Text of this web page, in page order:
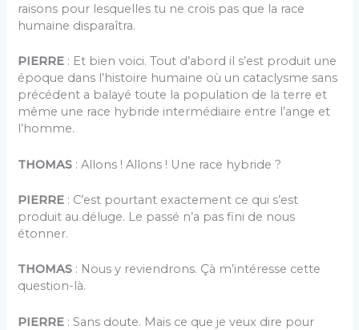
raisons pour lesquelles tu ne crois pas que la race
humaine disparaîtra.
PIERRE : Et bien voici. Tout d’abord il s’est produit une
époque dans l’histoire humaine où un cataclysme sans
précédent a balayé toute la population de la terre et
même une race hybride intermédiaire entre l’ange et
l’homme.
THOMAS : Allons ! Allons ! Une race hybride ?
PIERRE : C’est pourtant exactement ce qui s’est
produit au déluge. Le passé n’a pas fini de nous
étonner.
THOMAS : Nous y reviendrons. Çà m’intéresse cette
question-là.
PIERRE : Sans doute. Mais ce que je veux dire pour